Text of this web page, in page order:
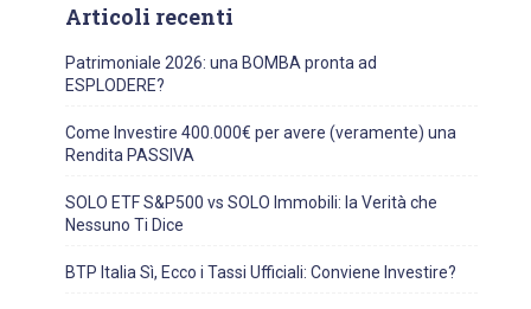
Articoli recenti
Patrimoniale 2026: una BOMBA pronta ad
ESPLODERE?
Come Investire 400.000€ per avere (veramente) una
Rendita PASSIVA
SOLO ETF S&P500 vs SOLO Immobili: la Verità che
Nessuno Ti Dice
BTP Italia Sì, Ecco i Tassi Ufficiali: Conviene Investire?